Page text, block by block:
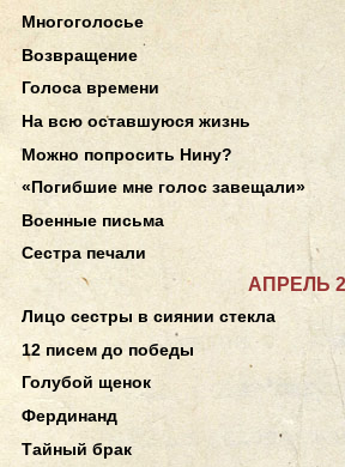
Многоголосье
Возвращение
Голоса времени
На всю оставшуюся жизнь
Можно попросить Нину?
«Погибшие мне голос завещали»
Военные письма
Сестра печали
АПРЕЛЬ
Лицо сестры в сиянии стекла
12 писем до победы
Голубой щенок
Фердинанд
Тайный брак